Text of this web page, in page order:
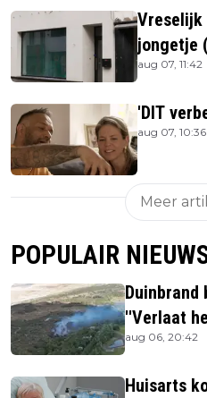
Vreselijk
jongetje
aug 07, 11:42
'DIT
aug 07, 10:36
Meer
POPULAIR
''Verlaat
aug 06, 20:42
Huisarts